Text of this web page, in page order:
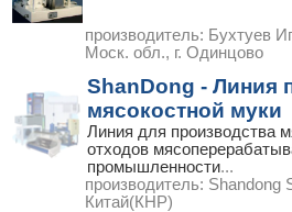
производитель: Бухтуев
Моск. обл., г. Одинцово
ShanDong - Линия
мясокостной муки
Линия для производства
отходов
промышленности...
производитель: Shandong
Китай(КНР)